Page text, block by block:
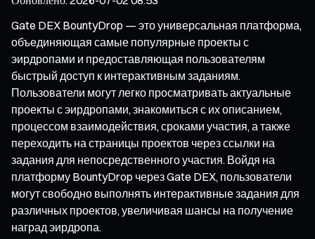
Gate DEX BountyDrop — это универсальная платформа,
объединяющая самые популярные проекты с
эирдропами и предоставляющая пользователям
быстрый доступ к интерактивным заданиям.
Пользователи могут легко просматривать актуальные
проекты с эирдропами, знакомиться с их описанием,
процессом взаимодействия, сроками участия, а также
переходить на страницы проектов через ссылки на
задания для непосредственного участия. Войдя на
платформу BountyDrop через Gate DEX, пользователи
могут свободно выполнять интерактивные задания для
различных проектов, увеличивая шансы на получение
наград эирдропа.